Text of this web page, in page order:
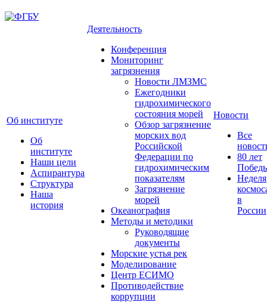
Об институте
Об
институте
Наши цели
Аспирантура
Структура
Наша
история
Деятельность
Конференция
Мониторинг
загрязнения
Новости ЛМЗМС
Ежегодники
гидрохимического
состояния морей
Обзор загрязнение
морских вод
Российской
Федерации по
гидрохимическим
показателям
Загрязнение
морей
Океанография
Методы и методики
Руководящие
документы
Морские устья рек
Моделирование
Центр ЕСИМО
Противодействие
коррупции
Новости
Все
80 лет
Неделя
в
России